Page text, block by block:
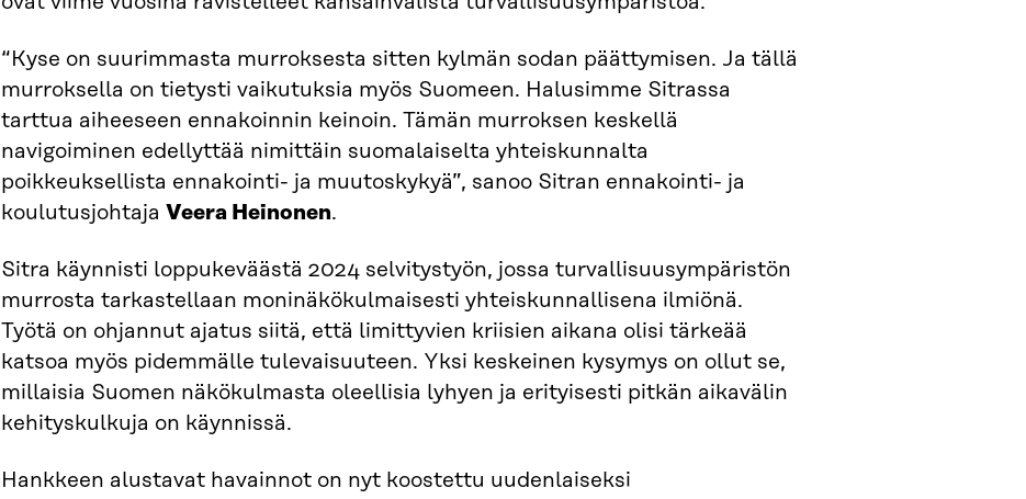
“Kyse on suurimmasta murroksesta sitten kylmän sodan päättymisen. Ja tällä
murroksella on tietysti vaikutuksia myös Suomeen. Halusimme Sitrassa
tarttua aiheeseen ennakoinnin keinoin. Tämän murroksen keskellä
navigoiminen edellyttää nimittäin suomalaiselta yhteiskunnalta
poikkeuksellista ennakointi- ja muutoskykyä”, sanoo Sitran ennakointi- ja
koulutusjohtaja Veera Heinonen.
Sitra käynnisti loppukeväästä 2024 selvitystyön, jossa turvallisuusympäristön
murrosta tarkastellaan moninäkökulmaisesti yhteiskunnallisena ilmiönä.
Työtä on ohjannut ajatus siitä, että limittyvien kriisien aikana olisi tärkeää
katsoa myös pidemmälle tulevaisuuteen. Yksi keskeinen kysymys on ollut se,
millaisia Suomen näkökulmasta oleellisia lyhyen ja erityisesti pitkän aikavälin
kehityskulkuja on käynnissä.
Hankkeen alustavat havainnot on nyt koostettu uudenlaiseksi